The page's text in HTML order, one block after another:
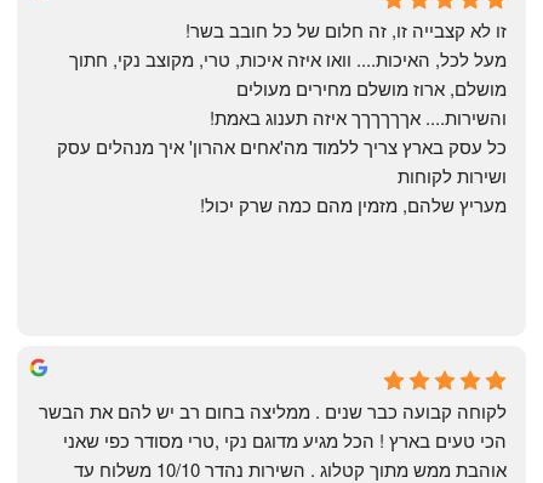
6 months ago
Shahaf Bendarker
6 months ago
זו לא קצבייה זו, זה חלום של כל חובב בשר!
מושלם, ארוז מושלם מחירים מעולים
והשירות.... אךךךךךך איזה תענוג באמת!
ושירות לקוחות
מעריץ שלהם, מזמין מהם כמה שרק יכול!